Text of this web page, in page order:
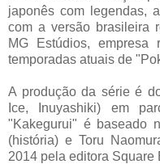
japonês com legendas,
com a versão brasileira
MG Estúdios, empresa
temporadas atuais de
A produção da série é
Ice, Inuyashiki) em
"Kakegurui" é baseado
(história) e Toru
2014 pela editora Square